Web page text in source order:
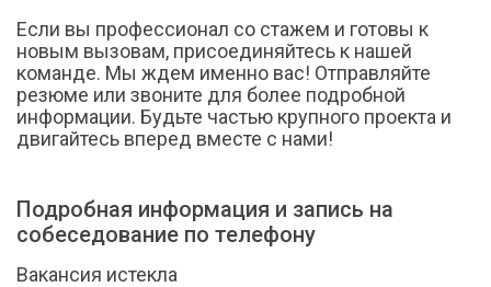
Если вы профессионал со стажем и готовы к
новым вызовам, присоединяйтесь к нашей
команде. Мы ждем именно вас! Отправляйте
резюме или звоните для более подробной
информации. Будьте частью крупного проекта и
двигайтесь вперед вместе с нами!
Подробная информация и запись на
собеседование по телефону
Вакансия истекла